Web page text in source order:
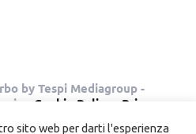
by Tespi Mediagroup -
- Cookie Policy
Privacy
sito web per darti l'esperienza